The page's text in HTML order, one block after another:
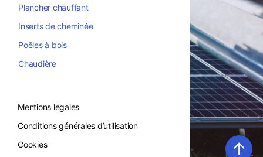
Plancher chauffant
Inserts de cheminée
Poêles à bois
Chaudière
Mentions légales
Conditions générales d’utilisation
Cookies
↑